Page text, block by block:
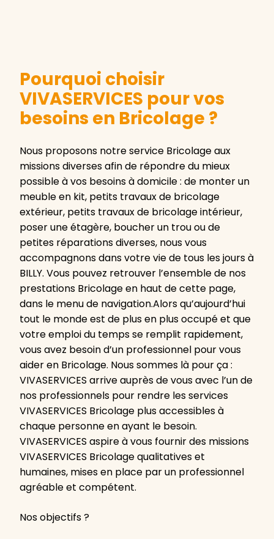
Pourquoi choisir
VIVASERVICES pour vos
besoins en Bricolage ?
Nous proposons notre service Bricolage aux
missions diverses afin de répondre du mieux
possible à vos besoins à domicile : de monter un
meuble en kit, petits travaux de bricolage
extérieur, petits travaux de bricolage intérieur,
poser une étagère, boucher un trou ou de
petites réparations diverses, nous vous
accompagnons dans votre vie de tous les jours à
BILLY. Vous pouvez retrouver l’ensemble de nos
prestations Bricolage en haut de cette page,
dans le menu de navigation.Alors qu’aujourd’hui
tout le monde est de plus en plus occupé et que
votre emploi du temps se remplit rapidement,
vous avez besoin d’un professionnel pour vous
aider en Bricolage. Nous sommes là pour ça :
VIVASERVICES arrive auprès de vous avec l’un de
nos professionnels pour rendre les services
VIVASERVICES Bricolage plus accessibles à
chaque personne en ayant le besoin.
VIVASERVICES aspire à vous fournir des missions
VIVASERVICES Bricolage qualitatives et
humaines, mises en place par un professionnel
agréable et compétent.
Nos objectifs ?